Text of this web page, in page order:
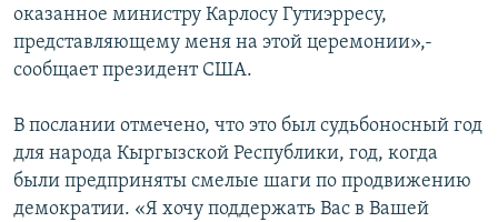
оказанное министру Карлосу Гутиэрресу,
представляющему меня на этой церемонии»,-
сообщает президент США.
В послании отмечено, что это был судьбоносный год
для народа Кыргызской Республики, год, когда
были предприняты смелые шаги по продвижению
демократии. «Я хочу поддержать Вас в Вашей